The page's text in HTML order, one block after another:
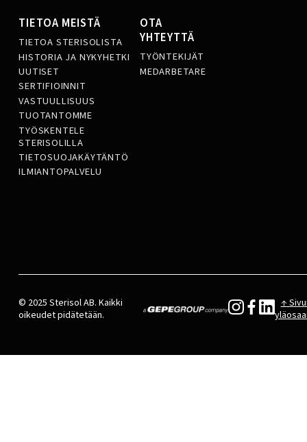
TIETOA MEISTÄ
TIETOA STERISOLISTA
HISTORIA JA NYKYHETKI
UUTISET
SERTIFIOINNIT
VASTUULLISUUS
TUOTANTOMME
TYÖSKENTELE
STERISOLILLA
TIETOSUOJAKÄYTÄNTÖ
ILMIANTOPALVELU
OTA
YHTEYTTÄ
TYÖNTEKIJÄT
MEDARBETARE
© 2025 Sterisol AB. Kaikki
oikeudet pidätetään.
↑